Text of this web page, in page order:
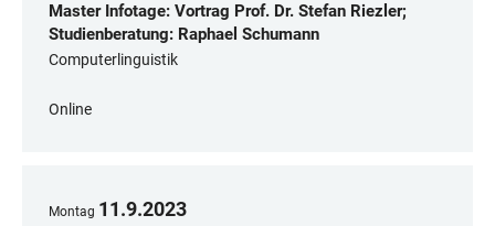
Master Infotage: Vortrag Prof. Dr. Stefan Riezler;
Studienberatung: Raphael Schumann
Computerlinguistik
Online
Montag 11.9.2023